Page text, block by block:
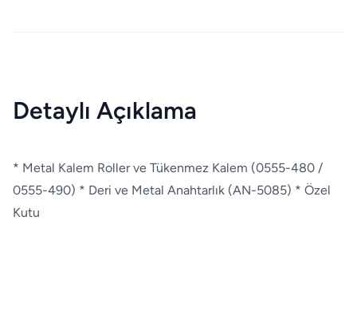
Detaylı Açıklama
* Metal Kalem Roller ve Tükenmez Kalem (0555-480 /
0555-490) * Deri ve Metal Anahtarlık (AN-5085) * Özel
Kutu